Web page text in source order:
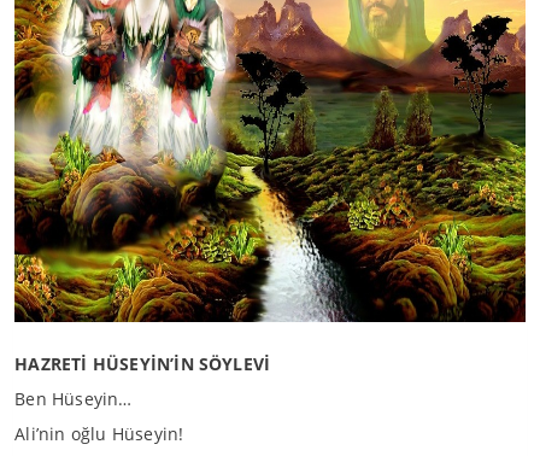
HAZRETİ HÜSEYİN’İN SÖYLEVİ
Ben Hüseyin…
Ali’nin oğlu Hüseyin!